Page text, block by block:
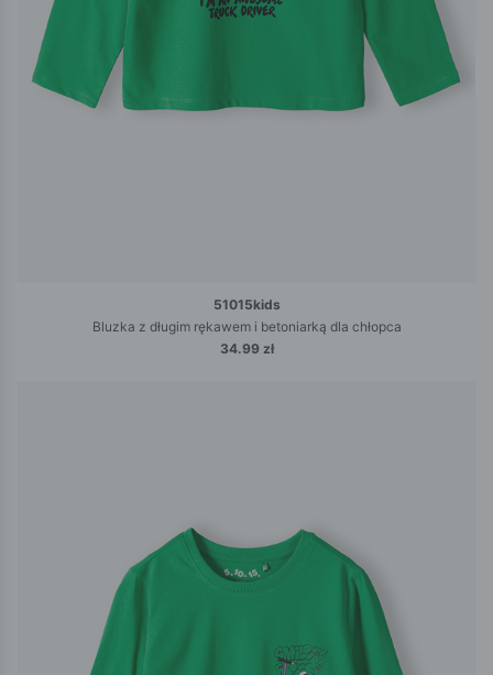
51015kids
Bluzka z długim rękawem i betoniarką dla chłopca
34.99 zł